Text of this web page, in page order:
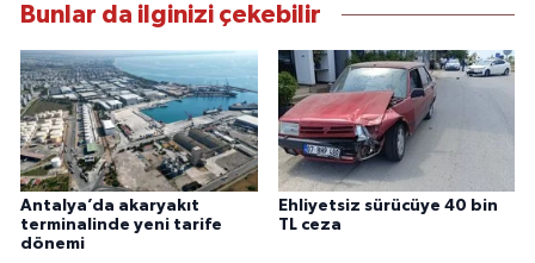
Bunlar da ilginizi çekebilir
Antalya’da akaryakıt
terminalinde yeni tarife
dönemi
Ehliyetsiz sürücüye 40 bin
TL ceza